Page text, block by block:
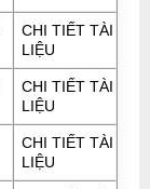
CHI TIẾT TÀI
LIỆU
CHI TIẾT TÀI
LIỆU
CHI TIẾT TÀI
LIỆU